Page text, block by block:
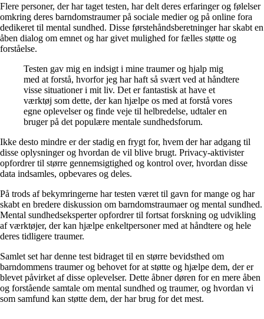
Flere personer, der har taget testen, har delt deres erfaringer og følelser
omkring deres barndomstraumer på sociale medier og på online fora
dedikeret til mental sundhed. Disse førstehåndsberetninger har skabt en
åben dialog om emnet og har givet mulighed for fælles støtte og
forståelse.
Testen gav mig en indsigt i mine traumer og hjalp mig
med at forstå, hvorfor jeg har haft så svært ved at håndtere
visse situationer i mit liv. Det er fantastisk at have et
værktøj som dette, der kan hjælpe os med at forstå vores
egne oplevelser og finde veje til helbredelse, udtaler en
bruger på det populære mentale sundhedsforum.
Ikke desto mindre er der stadig en frygt for, hvem der har adgang til
disse oplysninger og hvordan de vil blive brugt. Privacy-aktivister
opfordrer til større gennemsigtighed og kontrol over, hvordan disse
data indsamles, opbevares og deles.
På trods af bekymringerne har testen været til gavn for mange og har
skabt en bredere diskussion om barndomstraumaer og mental sundhed.
Mental sundhedseksperter opfordrer til fortsat forskning og udvikling
af værktøjer, der kan hjælpe enkeltpersoner med at håndtere og hele
deres tidligere traumer.
Samlet set har denne test bidraget til en større bevidsthed om
barndommens traumer og behovet for at støtte og hjælpe dem, der er
blevet påvirket af disse oplevelser. Dette åbner døren for en mere åben
og forstående samtale om mental sundhed og traumer, og hvordan vi
som samfund kan støtte dem, der har brug for det mest.